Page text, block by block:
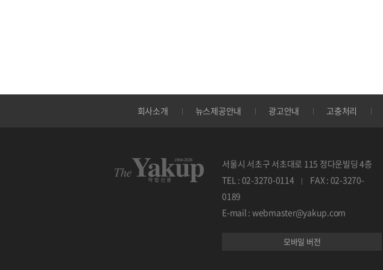
회사소개 뉴스제공안내 광고안내 고충처리
서울시 서초구 서초대로 115 정다운빌딩 4층
TEL : 02-3270-0114
FAX : 02-3270-
0189
E-mail : webmaster@yakup.com
모바일 버전